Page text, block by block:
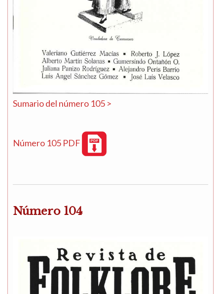
Sumario del número 105 >
Número 105 PDF
Número 104